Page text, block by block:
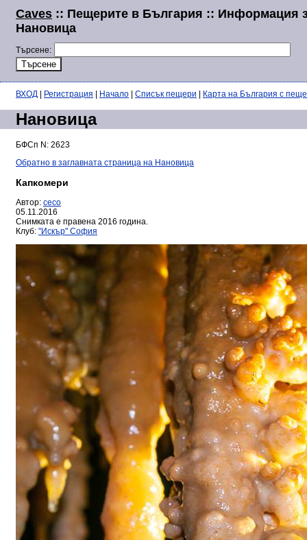
Caves :: Пещерите в България :: Информация
Нановица
Търсене:
ВХОД Регистрация Начало Списък пещери Карта на България с
Нановица
БФСп N: 2623
Обратно в заглавната страница на Нановица
Капкомери
Автор: ceco
05.11.2016
Снимката е правена 2016 година.
Клуб: "Искър" София